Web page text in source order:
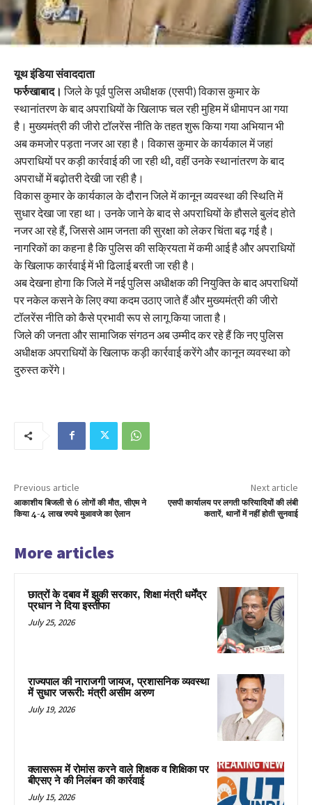
यूथ इंडिया संवाददाता
फर्रुखाबाद। जिले के पूर्व पुलिस अधीक्षक (एसपी) विकास कुमार के
स्थानांतरण के बाद अपराधियों के खिलाफ चल रही मुहिम में धीमापन आ गया
है। मुख्यमंत्री की जीरो टॉलरेंस नीति के तहत शुरू किया गया अभियान भी
अब कमजोर पड़ता नजर आ रहा है। विकास कुमार के कार्यकाल में जहां
अपराधियों पर कड़ी कार्रवाई की जा रही थी, वहीं उनके स्थानांतरण के बाद
अपराधों में बढ़ोतरी देखी जा रही है।
विकास कुमार के कार्यकाल के दौरान जिले में कानून व्यवस्था की स्थिति में
सुधार देखा जा रहा था। उनके जाने के बाद से अपराधियों के हौसले बुलंद होते
नजर आ रहे हैं, जिससे आम जनता की सुरक्षा को लेकर चिंता बढ़ गई है।
नागरिकों का कहना है कि पुलिस की सक्रियता में कमी आई है और अपराधियों
के खिलाफ कार्रवाई में भी ढिलाई बरती जा रही है।
अब देखना होगा कि जिले में नई पुलिस अधीक्षक की नियुक्ति के बाद अपराधियों
पर नकेल कसने के लिए क्या कदम उठाए जाते हैं और मुख्यमंत्री की जीरो
टॉलरेंस नीति को कैसे प्रभावी रूप से लागू किया जाता है।
जिले की जनता और सामाजिक संगठन अब उम्मीद कर रहे हैं कि नए पुलिस
अधीक्षक अपराधियों के खिलाफ कड़ी कार्रवाई करेंगे और कानून व्यवस्था को
दुरुस्त करेंगे।
Previous article
आकाशीय बिजली से 6 लोगों की मौत, सीएम ने
किया 4-4 लाख रुपये मुआवजे का ऐलान
Next article
एसपी कार्यालय पर लगती फरियादियों की लंबी
कतारें, थानों में नहीं होती सुनवाई
More articles
छात्रों के दबाव में झुकी सरकार, शिक्षा मंत्री धर्मेंद्र
प्रधान ने दिया इस्तीफा
July 25, 2026
राज्यपाल की नाराजगी जायज, प्रशासनिक व्यवस्था
में सुधार जरूरी: मंत्री असीम अरुण
July 19, 2026
क्लासरूम में रोमांस करने वाले शिक्षक व शिक्षिका पर
बीएसए ने की निलंबन की कार्रवाई
July 15, 2026